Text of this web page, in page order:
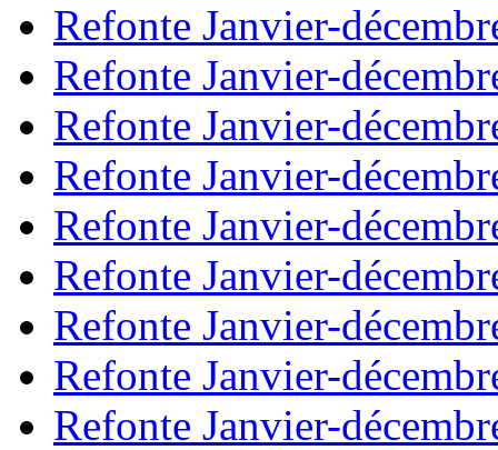
Refonte Janvier-
Refonte Janvier-
Refonte Janvier-
Refonte Janvier-
Refonte Janvier-
Refonte Janvier-
Refonte Janvier-
Refonte Janvier-
Refonte Janvier-